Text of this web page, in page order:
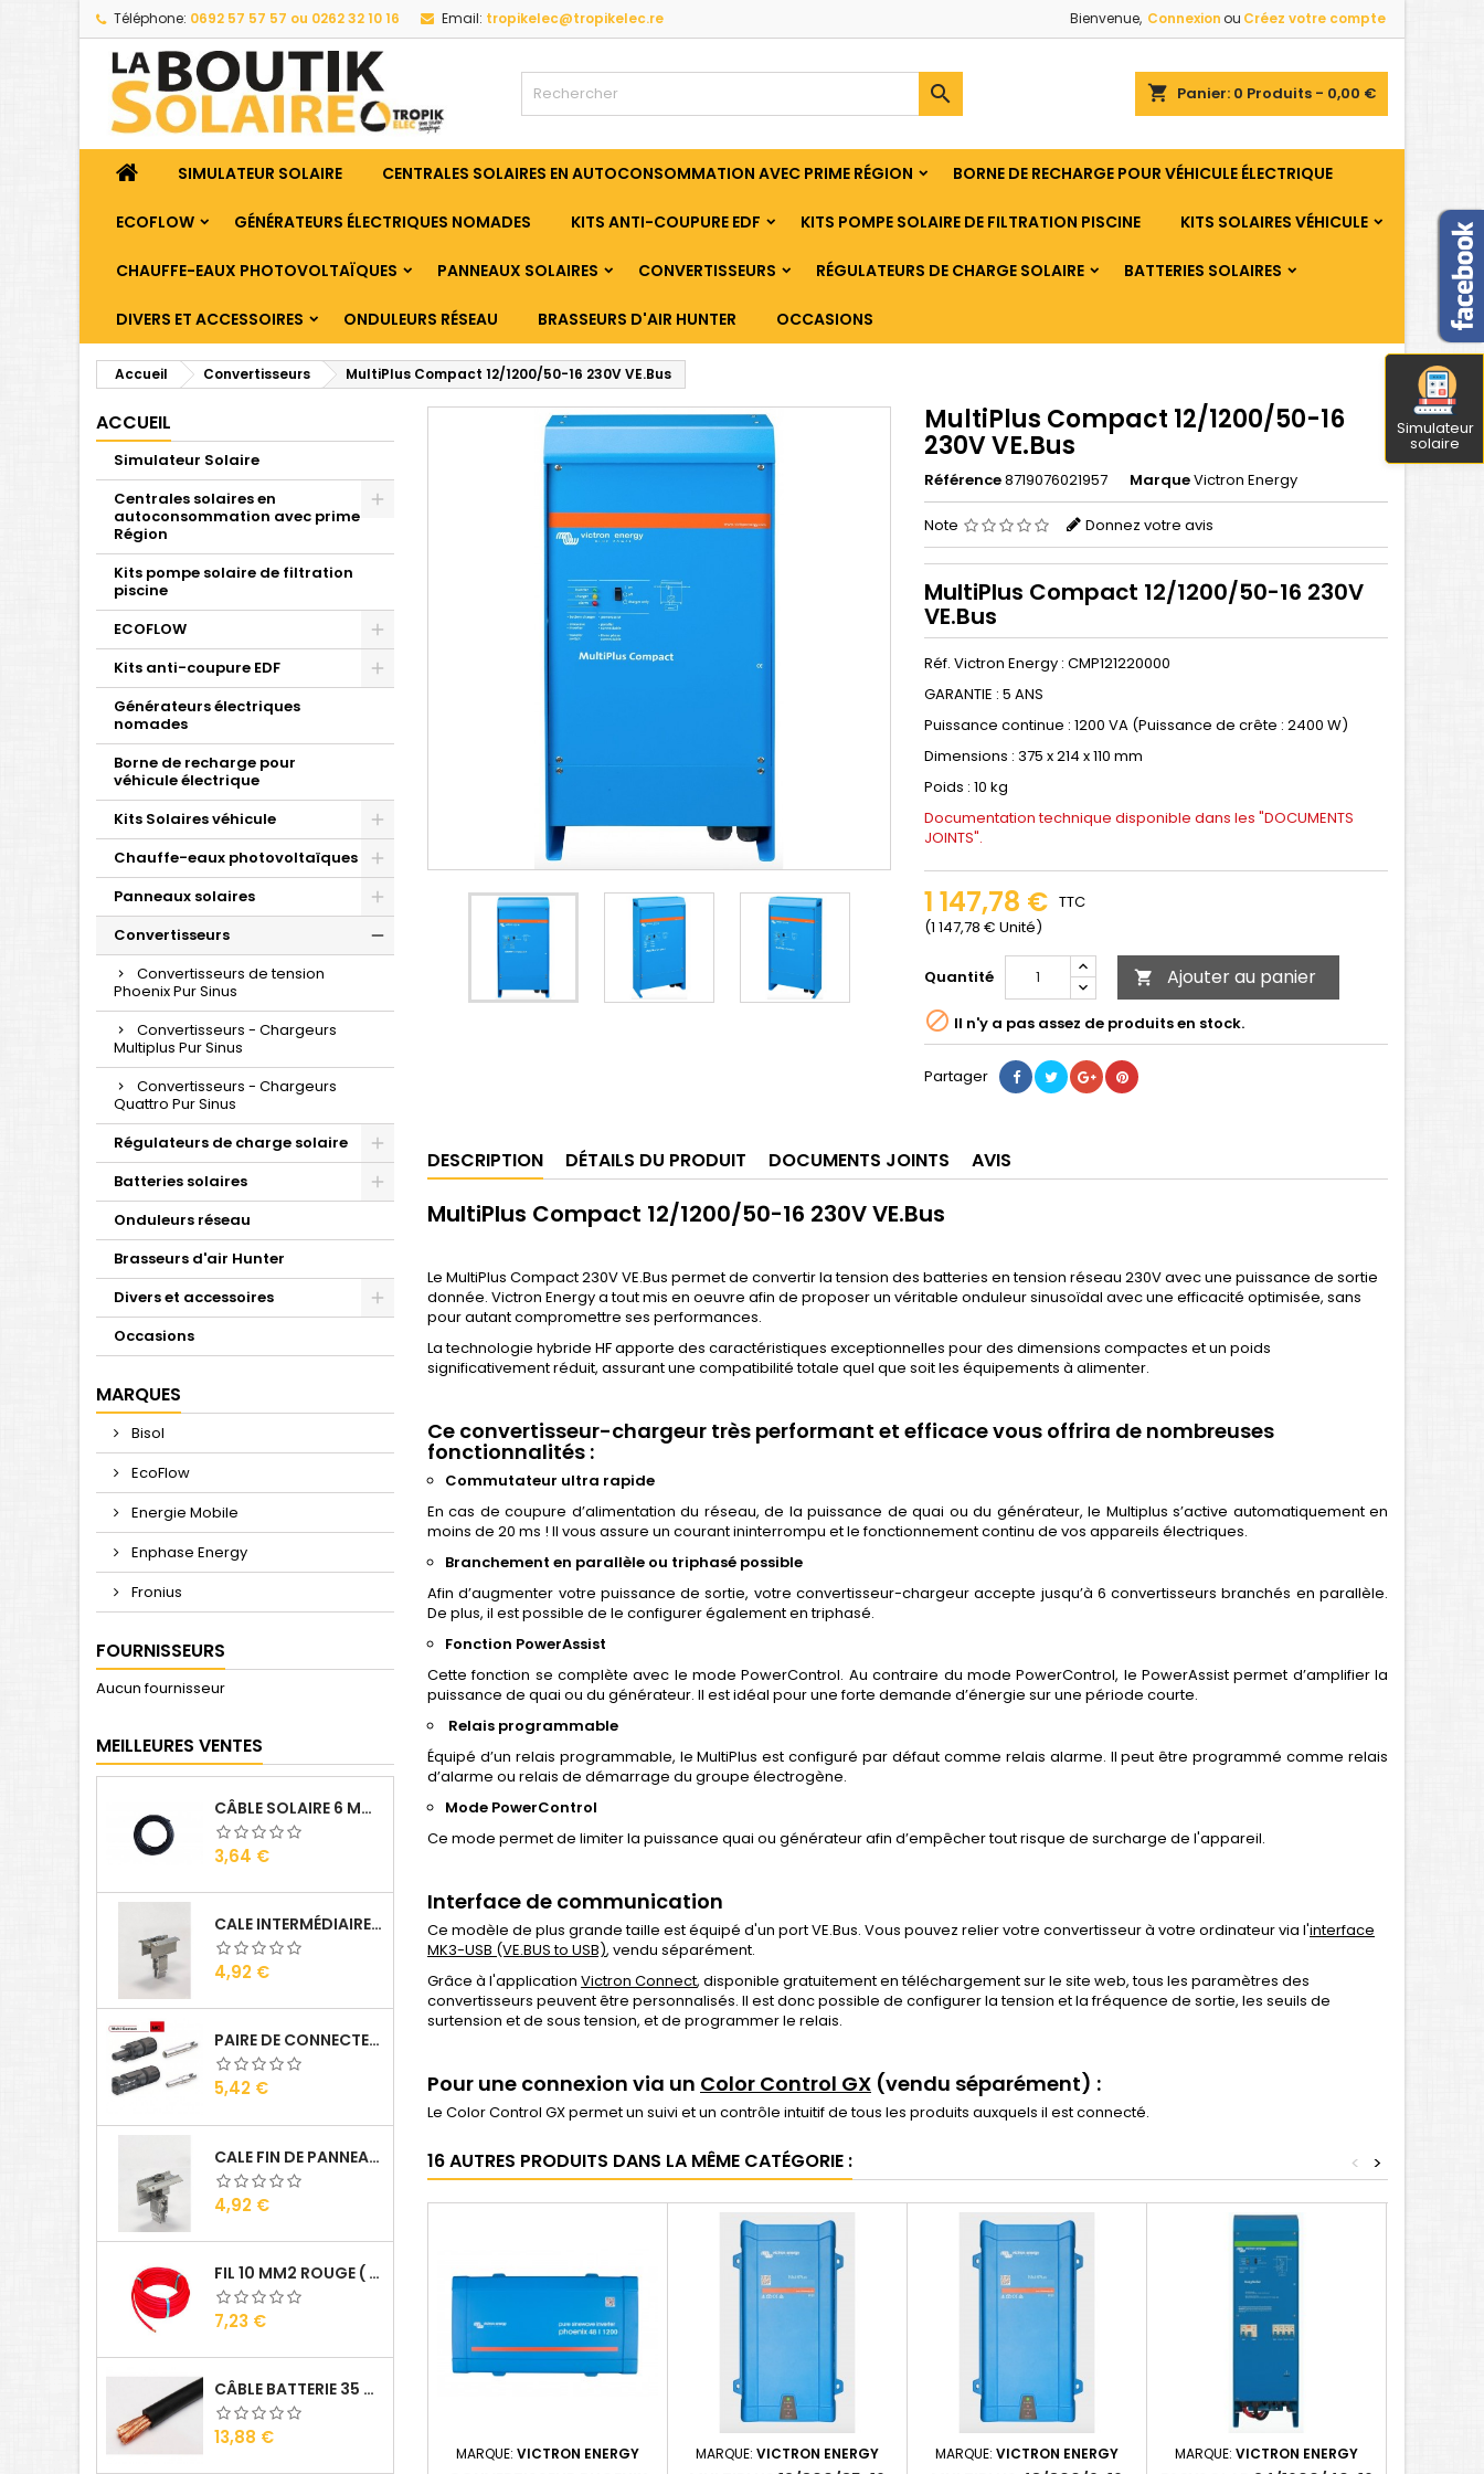
Téléphone: 0692 57 57 57 ou 0262 32 10 16 Email: tropikelec@tropikelec.re Bienvenue, Connexionou Créez votre compte
shopping_cart Panier: 0 Produits - 0,00 €

SIMULATEUR SOLAIRE CENTRALES SOLAIRES EN AUTOCONSOMMATION AVEC PRIME RÉGION BORNE DE RECHARGE POUR VÉHICULE ÉLECTRIQUE
ECOFLOW GÉNÉRATEURS ÉLECTRIQUES NOMADES KITS ANTI-COUPURE EDF KITS POMPE SOLAIRE DE FILTRATION PISCINE KITS SOLAIRES VÉHICULE
CHAUFFE-EAUX PHOTOVOLTAÏQUES PANNEAUX SOLAIRES CONVERTISSEURS RÉGULATEURS DE CHARGE SOLAIRE BATTERIES SOLAIRES
DIVERS ET ACCESSOIRES ONDULEURS RÉSEAU BRASSEURS D'AIR HUNTER OCCASIONS
Accueil Convertisseurs MultiPlus Compact 12/1200/50-16 230V VE.Bus
ACCUEIL
Simulateur Solaire
Centrales solaires en
autoconsommation avec prime
Région
Kits pompe solaire de filtration
piscine
ECOFLOW
Kits anti-coupure EDF
Générateurs électriques
nomades
Borne de recharge pour
véhicule électrique
Kits Solaires véhicule
Chauffe-eaux photovoltaïques
Panneaux solaires
Convertisseurs
Convertisseurs de tension
Phoenix Pur Sinus
Convertisseurs - Chargeurs
Multiplus Pur Sinus
Convertisseurs - Chargeurs
Quattro Pur Sinus
Régulateurs de charge solaire
Batteries solaires
Onduleurs réseau
Brasseurs d'air Hunter
Divers et accessoires
Occasions
MARQUES
Bisol
EcoFlow
Energie Mobile
Enphase Energy
Fronius
FOURNISSEURS
Aucun fournisseur
MEILLEURES VENTES
CÂBLE SOLAIRE 6 MM2 ( VENDU AU ML )
Prix
3,64 €
CALE INTERMÉDIAIRE DE PANNEAUX ALU
Prix
4,92 €
PAIRE DE CONNECTEURS MC4
Prix
5,42 €
CALE FIN DE PANNEAUX ALU
Prix
4,92 €
FIL 10 MM2 ROUGE ( VENDU AU ML )
Prix
7,23 €
CÂBLE BATTERIE 35 MM2 ( VENDU AU ML )
Prix
13,88 €
MultiPlus Compact 12/1200/50-16
230V VE.Bus
Référence8719076021957 MarqueVictron Energy
Note Donnez votre avis
MultiPlus Compact 12/1200/50-16 230V
VE.Bus
Réf. Victron Energy : CMP121220000
GARANTIE : 5 ANS
Puissance continue : 1200 VA (Puissance de crête : 2400 W)
Dimensions : 375 x 214 x 110 mm
Poids : 10 kg
Documentation technique disponible dans les "DOCUMENTS
JOINTS".
1 147,78 €
(1 147,78 € Unité)
TTC
Quantité  Ajouter au panier
 Il n'y a pas assez de produits en stock.
Partager
DESCRIPTION DÉTAILS DU PRODUIT DOCUMENTS JOINTS AVIS
MultiPlus Compact 12/1200/50-16 230V VE.Bus
Le MultiPlus Compact 230V VE.Bus permet de convertir la tension des batteries en tension réseau 230V avec une puissance de sortie
donnée. Victron Energy a tout mis en oeuvre afin de proposer un véritable onduleur sinusoïdal avec une efficacité optimisée, sans
pour autant compromettre ses performances.
La technologie hybride HF apporte des caractéristiques exceptionnelles pour des dimensions compactes et un poids
significativement réduit, assurant une compatibilité totale quel que soit les équipements à alimenter.
Ce convertisseur-chargeur très performant et efficace vous offrira de nombreuses
fonctionnalités :
Commutateur ultra rapide
En cas de coupure d’alimentation du réseau, de la puissance de quai ou du générateur, le Multiplus s’active automatiquement en
moins de 20 ms ! Il vous assure un courant ininterrompu et le fonctionnement continu de vos appareils électriques.
Branchement en parallèle ou triphasé possible
Afin d’augmenter votre puissance de sortie, votre convertisseur-chargeur accepte jusqu’à 6 convertisseurs branchés en parallèle.
De plus, il est possible de le configurer également en triphasé.
Fonction PowerAssist
Cette fonction se complète avec le mode PowerControl. Au contraire du mode PowerControl, le PowerAssist permet d’amplifier la
puissance de quai ou du générateur. Il est idéal pour une forte demande d’énergie sur une période courte.
Relais programmable
Équipé d’un relais programmable, le MultiPlus est configuré par défaut comme relais alarme. Il peut être programmé comme relais
d’alarme ou relais de démarrage du groupe électrogène.
Mode PowerControl
Ce mode permet de limiter la puissance quai ou générateur afin d’empêcher tout risque de surcharge de l'appareil.
Interface de communication
Ce modèle de plus grande taille est équipé d'un port VE.Bus. Vous pouvez relier votre convertisseur à votre ordinateur via l'interface
MK3-USB (VE.BUS to USB), vendu séparément.
Grâce à l'application Victron Connect, disponible gratuitement en téléchargement sur le site web, tous les paramètres des
convertisseurs peuvent être personnalisés. Il est donc possible de configurer la tension et la fréquence de sortie, les seuils de
surtension et de sous tension, et de programmer le relais.
Pour une connexion via un Color Control GX (vendu séparément) :
Le Color Control GX permet un suivi et un contrôle intuitif de tous les produits auxquels il est connecté.
16 AUTRES PRODUITS DANS LA MÊME CATÉGORIE : >
<
MARQUE: VICTRON ENERGY MARQUE: VICTRON ENERGY MARQUE: VICTRON ENERGY MARQUE: VICTRON ENERGY
Simulateur
solaire